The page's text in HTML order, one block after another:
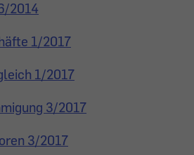
2014
1/2017
1/2017
3/2017
3/2017